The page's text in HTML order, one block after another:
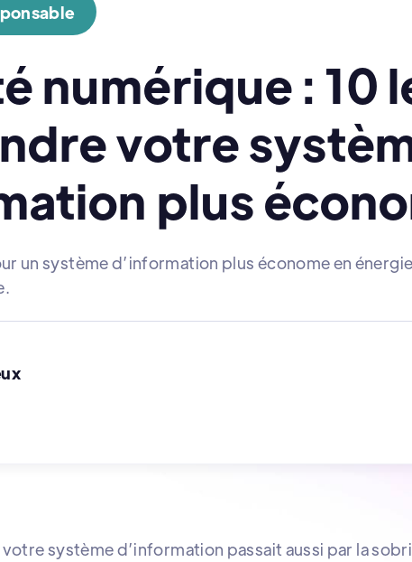
numérique : 10
votre
plus
un système d’information plus économe en
système d’information passait aussi par la